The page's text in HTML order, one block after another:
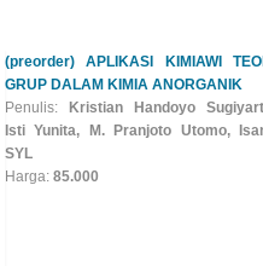
(preorder) APLIKASI KIMIAWI
GRUP DALAM KIMIA ANORGANIK
Penulis:
Kristian Handoyo
Isti Yunita, M. Pranjoto Utomo,
SYL
Harga: 85.000